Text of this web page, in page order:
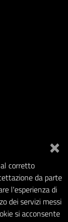
×
corretto
da parte
l'esperienza di
dei servizi messi
si acconsente